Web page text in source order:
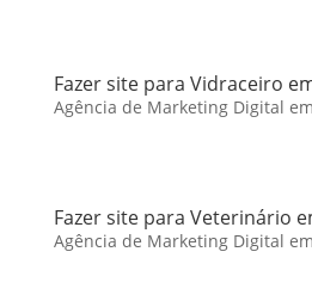
Fazer site para Vidraceiro
Agência de Marketing Digital
Fazer site para Veterinário
Agência de Marketing Digital